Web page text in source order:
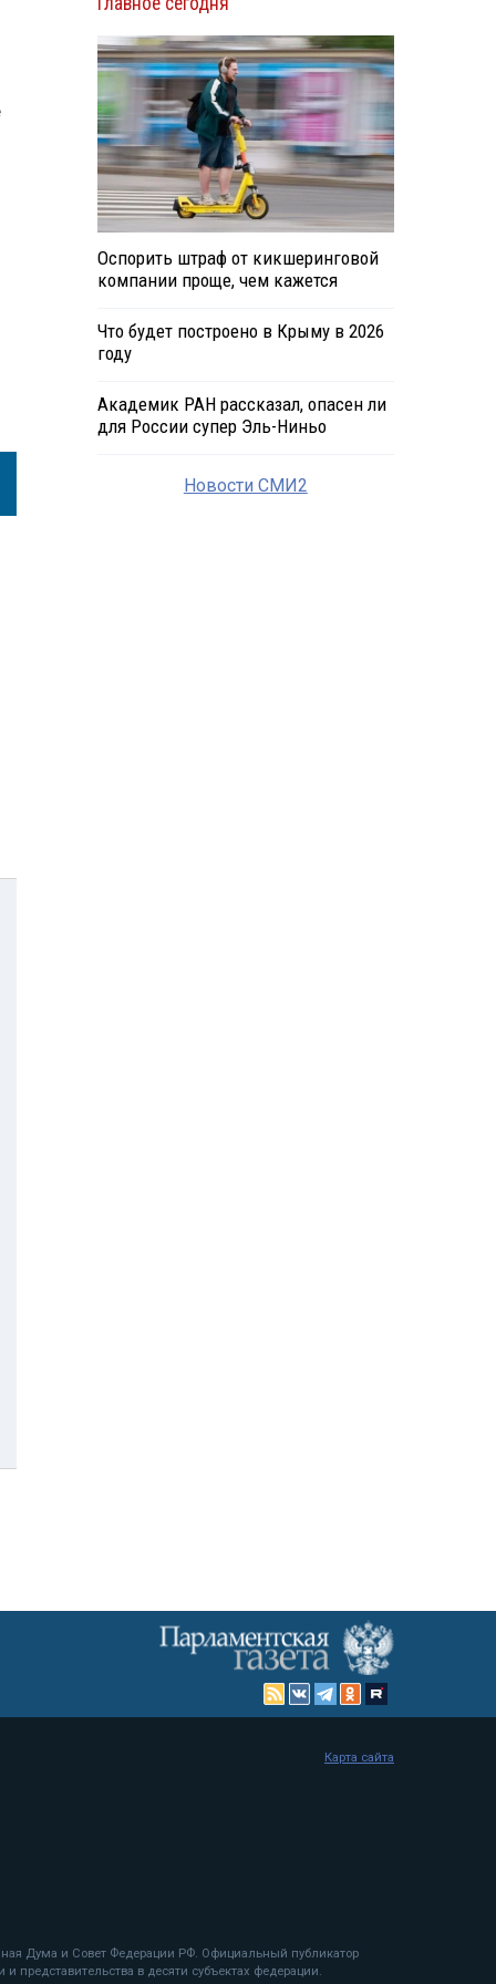
Оспорить штраф от кикшеринговой
компании проще, чем кажется
Что будет построено в Крыму в 2026
году
Академик РАН рассказал, опасен ли
для России супер Эль-Ниньо
Новости СМИ2
Дума и Совет Федерации РФ. Официальный публикатор
представительства в десяти субъектах федерации.
Карта сайта